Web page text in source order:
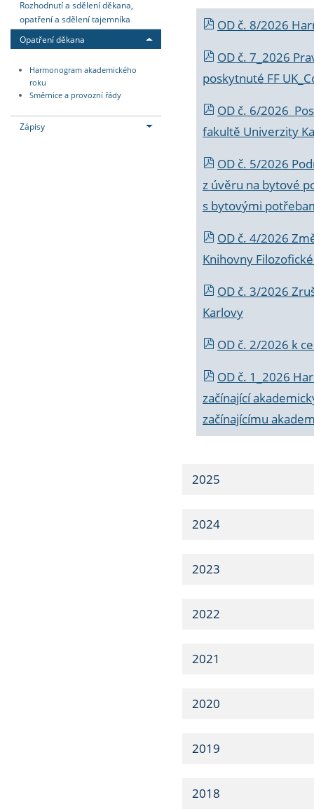
Rozhodnutí a sdělení děkana,
opatření a sdělení tajemníka
Opatření děkana
Harmonogram akademického
roku
Směrnice a provozní řády
Zápisy
OD č. 8/2026
OD č. 7_2026
poskytnuté FF
OD č. 6/2026
fakultě Univerzity
OD č. 5/2026
z úvěru na bytové
s bytovými
OD č. 4/2026
Knihovny
OD č. 3/2026
Karlovy
OD č. 2/2026 k
OD č. 1_2026
začínající
začínajícímu
2025
2024
2023
2022
2021
2020
2019
2018